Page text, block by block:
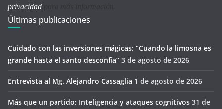
privacidad
Últimas publicaciones
Cuidado con las inversiones mágicas: “Cuando la limosna es
grande hasta el santo desconfía’’ 3 de agosto de 2026
Entrevista al Mg. Alejandro Cassaglia 1 de agosto de 2026
Más que un partido: Inteligencia y ataques cognitivos 31 de